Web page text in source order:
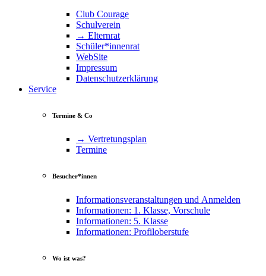
Club Courage
Schulverein
→ Elternrat
Schüler*innenrat
WebSite
Impressum
Datenschutzerklärung
Service
Termine & Co
→ Vertretungsplan
Termine
Besucher*innen
Informationsveranstaltungen und Anmelden
Informationen: 1. Klasse, Vorschule
Informationen: 5. Klasse
Informationen: Profiloberstufe
Wo ist was?